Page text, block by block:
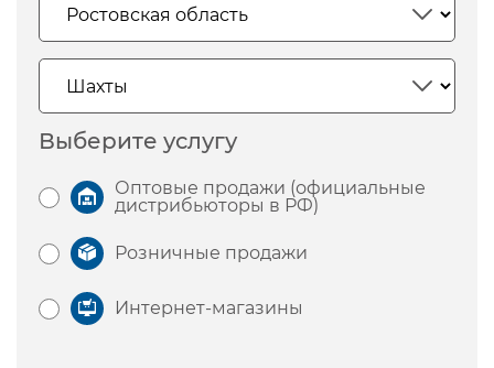
Выберите услугу
Оптовые продажи (официальные
дистрибьюторы в РФ)
Розничные продажи
Интернет-магазины